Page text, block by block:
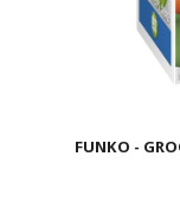
FUNKO -